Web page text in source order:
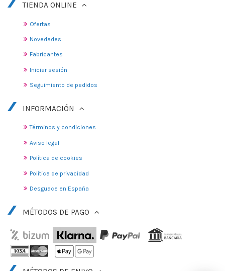
TIENDA ONLINE
Ofertas
Novedades
Fabricantes
Iniciar sesión
Seguimiento de pedidos
INFORMACIÓN
Términos y condiciones
Aviso legal
Política de cookies
Política de privacidad
Desguace en España
MÉTODOS DE PAGO